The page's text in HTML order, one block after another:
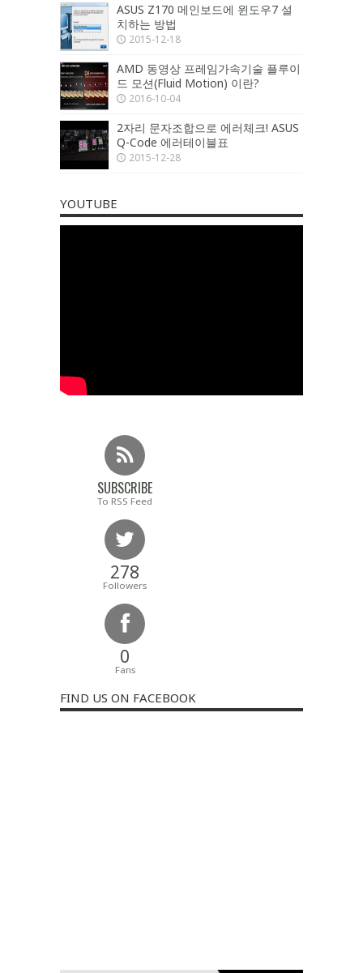
ASUS Z170 메인보드에 윈도우7 설
치하는 방법
2015-12-18
AMD 동영상 프레임가속기술 플루이
드 모션(Fluid Motion) 이란?
2016-10-04
2자리 문자조합으로 에러체크! ASUS
Q-Code 에러테이블표
2015-12-28
YOUTUBE
SUBSCRIBE
To RSS Feed
278
Followers
0
Fans
FIND US ON FACEBOOK